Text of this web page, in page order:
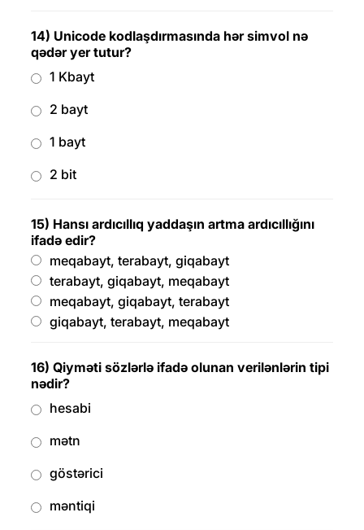
14) Unicode kodlaşdırmasında hər simvol nə
qədər yer tutur?
1 Kbayt
2 bayt
1 bayt
2 bit
15) Hansı ardıcıllıq yaddaşın artma ardıcıllığını
ifadə edir?
meqabayt, terabayt, giqabayt
terabayt, giqabayt, meqabayt
meqabayt, giqabayt, terabayt
giqabayt, terabayt, meqabayt
16) Qiyməti sözlərlə ifadə olunan verilənlərin tipi
nədir?
hesabi
mətn
göstərici
məntiqi